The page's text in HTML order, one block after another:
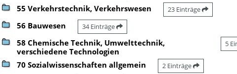
55 Verkehrstechnik, Verkehrswesen 23 Einträge
56 Bauwesen 34 Einträge
58 Chemische Technik, Umwelttechnik,
verschiedene Technologien
5
70 Sozialwissenschaften allgemein 2 Einträge